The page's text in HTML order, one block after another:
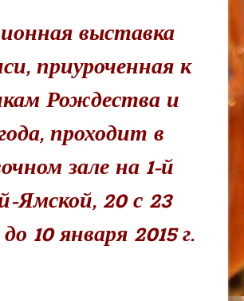
выставка
приуроченная к
Рождества и
проходит в
зале на 1-й
Ямской, 20 с 23
10 января 2015 г.